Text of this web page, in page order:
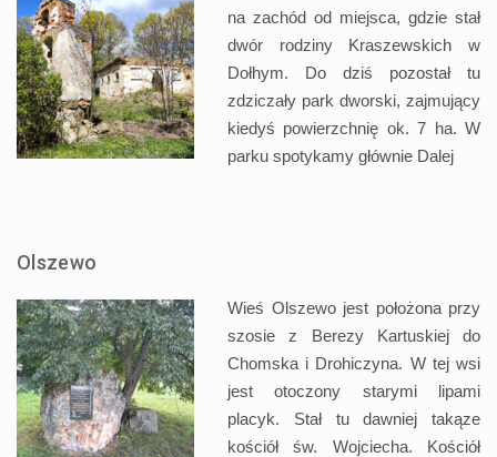
na zachód od miejsca, gdzie stał
dwór rodziny Kraszewskich w
Dołhym. Do dziś pozostał tu
zdziczały park dworski, zajmujący
kiedyś powierzchnię ok. 7 ha. W
parku spotykamy głównie Dalej
Olszewo
Wieś Olszewo jest położona przy
szosie z Berezy Kartuskiej do
Chomska i Drohiczyna. W tej wsi
jest otoczony starymi lipami
placyk. Stał tu dawniej takąze
kościół św. Wojciecha. Kościół